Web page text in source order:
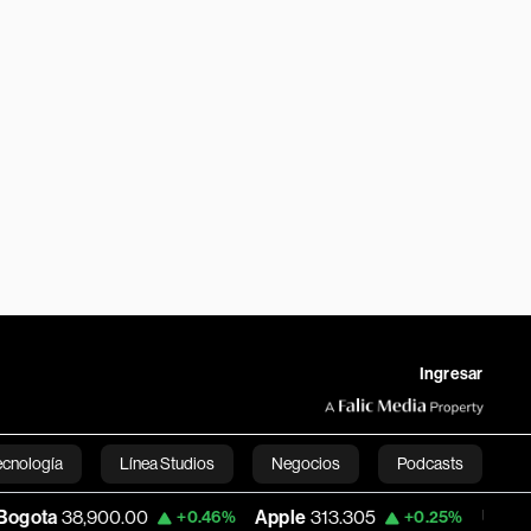
Ingresar
Línea Studios Negocios Podcasts
English+0.46% Apple 313.305 +0.25% USD COP